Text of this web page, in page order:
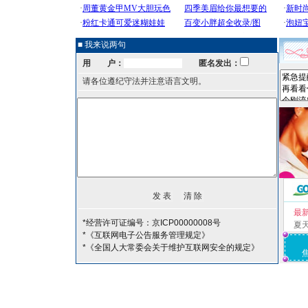
■ 我来说两句
用 户：
匿名发出：
请各位遵纪守法并注意语言文明。
*经营许可证编号：京ICP00000008号
*《互联网电子公告服务管理规定》
*《全国人大常委会关于维护互联网安全的规定》
最
夏